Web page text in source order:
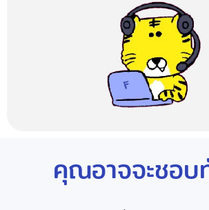
คุณอาจจะชอบ